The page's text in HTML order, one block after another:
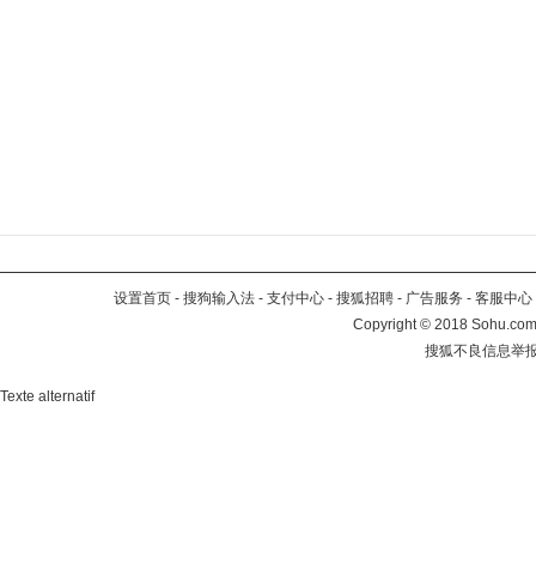
设置首页 - 搜狗输入法 - 支付中心 - 搜狐招聘 - 广告服务 - 客服中心
Copyright©2018
搜狐不良信息举
Texte alternatif